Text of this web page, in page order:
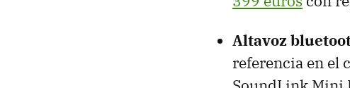
Altavoz
referencia en el